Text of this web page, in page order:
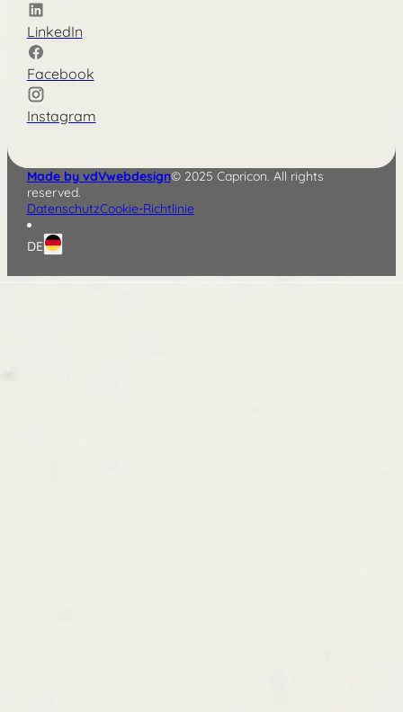
LinkedIn
Facebook
Instagram
Made by vdVwebdesign© 2025 Capricon. All rights
reserved.
DatenschutzCookie-Richtlinie
DE
Nederlands
English